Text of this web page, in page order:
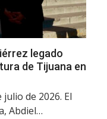
legado
de Tijuana en
de 2026. El
Abdiel…